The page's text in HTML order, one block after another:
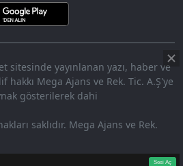
Aç
7.18%
Sesi Aç
sitesinde yayınlanan yazı, haber ve
Mega Ajans ve Rek. Tic. A.Ş'ye
gösterilerek dahi
saklıdır. Mega Ajans ve Rek.